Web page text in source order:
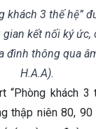
khách 3 thế hệ”
kết nối ký ức,
đình thông qua
H.A.A).